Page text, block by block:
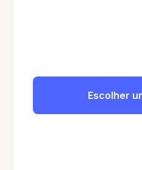
Escolher